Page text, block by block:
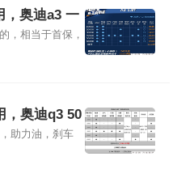
，奥迪a3 一
，相当于首保，
，奥迪q3 50
助力油，刹车